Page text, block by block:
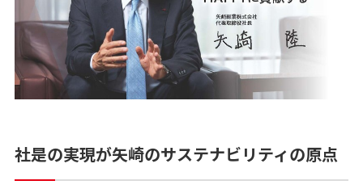
社是の実現が矢崎のサステナビリティの原点